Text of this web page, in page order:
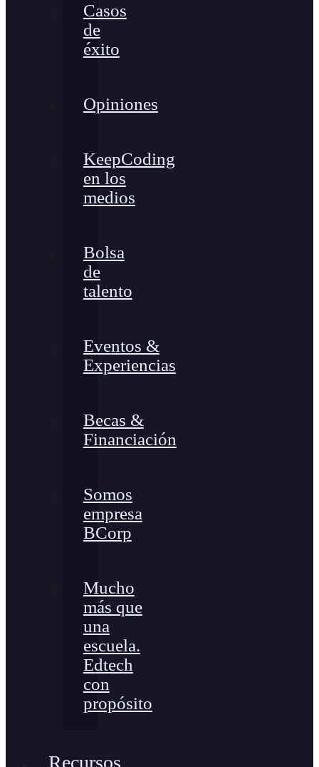
Casos
de
éxito
Opiniones
KeepCoding
en los
medios
Bolsa
de
talento
Eventos &
Experiencias
Becas &
Financiación
Somos
empresa
BCorp
Mucho
más que
una
escuela.
Edtech
con
propósito
Recursos